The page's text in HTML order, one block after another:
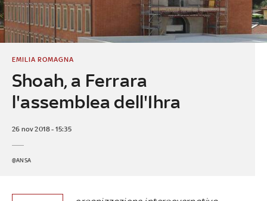
Shoah, a Ferrara
l'assemblea dell'Ihra
EMILIA ROMAGNA
26 nov 2018 - 15:35
@ANSA